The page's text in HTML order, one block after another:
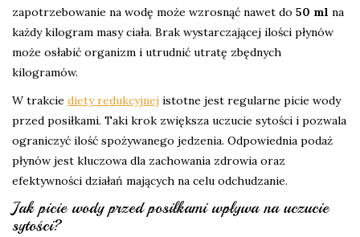
zapotrzebowanie na wodę może wzrosnąć nawet do 50 ml na
każdy kilogram masy ciała. Brak wystarczającej ilości płynów
może osłabić organizm i utrudnić utratę zbędnych
kilogramów.
W trakcie diety redukcyjnej istotne jest regularne picie wody
przed posiłkami. Taki krok zwiększa uczucie sytości i pozwala
ograniczyć ilość spożywanego jedzenia. Odpowiednia podaż
płynów jest kluczowa dla zachowania zdrowia oraz
efektywności działań mających na celu odchudzanie.
Jak picie wody przed posiłkami wpływa na uczucie
sytości?